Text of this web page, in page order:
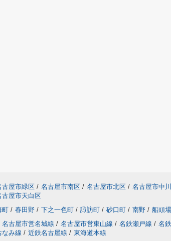
古屋市緑区 / 名古屋市南区 / 名古屋市北区 / 名古屋市中
古屋市天白区
町 / 春田野 / 下之一色町 / 諏訪町 / 砂口町 / 南野 / 船頭場
名古屋市営名城線 / 名古屋市営東山線 / 名鉄瀬戸線 / 名
なみ線 / 近鉄名古屋線 / 東海道本線